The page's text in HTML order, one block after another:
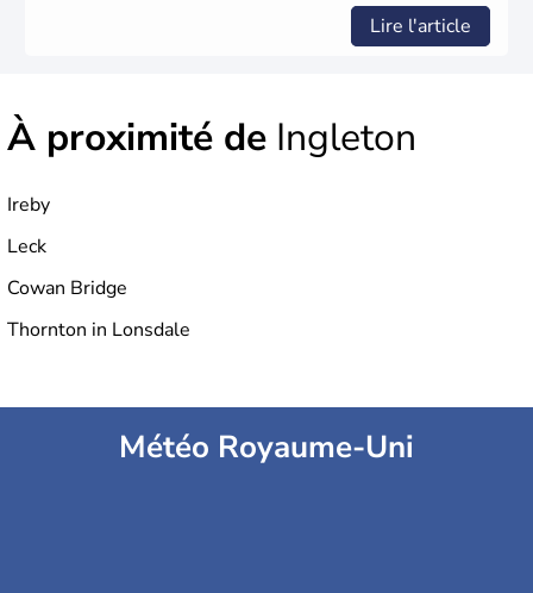
Lire l'article
À proximité de Ingleton
Ireby
Leck
Cowan Bridge
Thornton in Lonsdale
Météo Royaume-Uni